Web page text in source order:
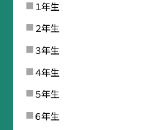
１年生
２年生
３年生
４年生
５年生
６年生